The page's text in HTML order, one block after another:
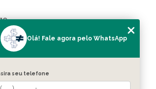
Olá! Fale agora pelo WhatsApp
seu telefone